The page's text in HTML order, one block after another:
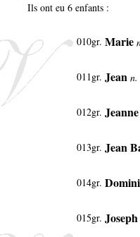
Ils ont eu 6 enfants :
010gr. Marie
011gr. Jean
012gr. Jeanne
013gr. Jean
014gr.
015gr. Joseph